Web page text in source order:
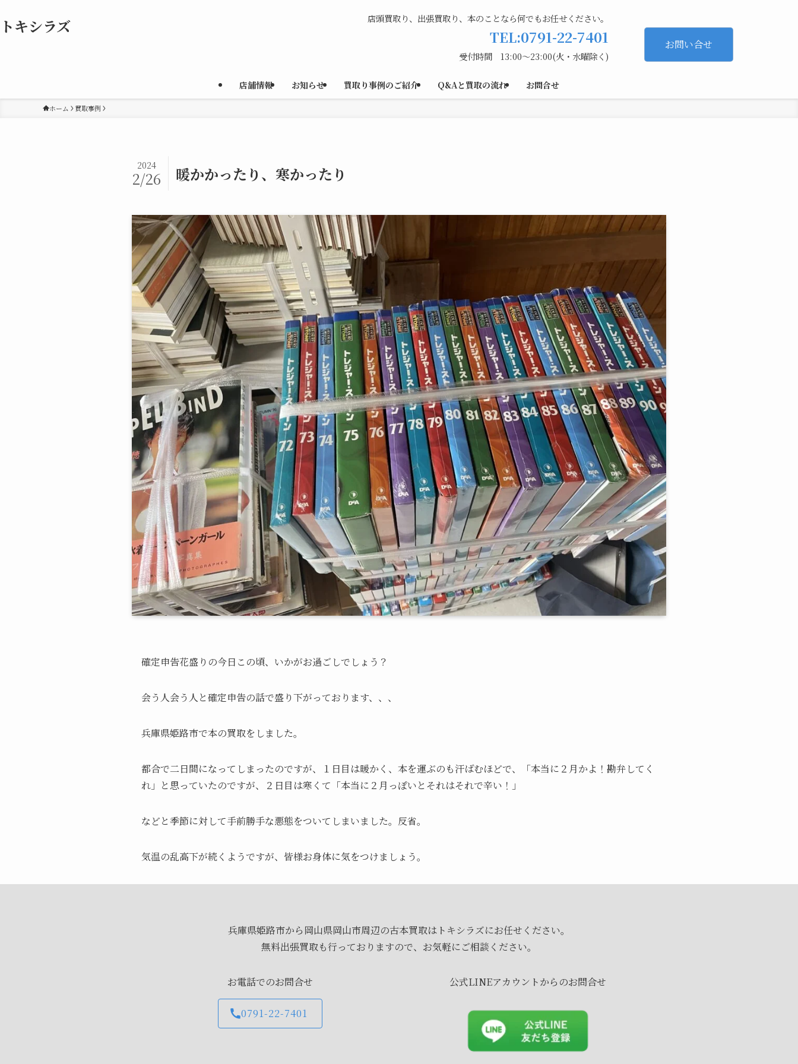
トキシラズ 店頭買取り、出張買取り、本のことなら何でもお任せください。
TEL:0791-22-7401
受付時間 13:00〜23:00(火・水曜除く)
お問い合せ
店舗情報 お知らせ 買取り事例のご紹介 Q&Aと買取の流れ お問合せ
ホーム 買取事例
暖かかったり、寒かったり
2024
2/26
確定申告花盛りの今日この頃、いかがお過ごしでしょう？
会う人会う人と確定申告の話で盛り下がっております、、、
兵庫県姫路市で本の買取をしました。
都合で二日間になってしまったのですが、１日目は暖かく、本を運ぶのも汗ばむほどで、「本当に２月かよ！勘弁してく
れ」と思っていたのですが、２日目は寒くて「本当に２月っぽいとそれはそれで辛い！」
などと季節に対して手前勝手な悪態をついてしまいました。反省。
気温の乱高下が続くようですが、皆様お身体に気をつけましょう。
兵庫県姫路市から岡山県岡山市周辺の古本買取はトキシラズにお任せください。
無料出張買取も行っておりますので、お気軽にご相談ください。
お電話でのお問合せ
0791-22-7401
公式LINEアカウントからのお問合せ